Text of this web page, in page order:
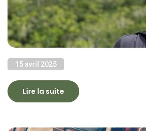
15 avril 2025
Lire la suite